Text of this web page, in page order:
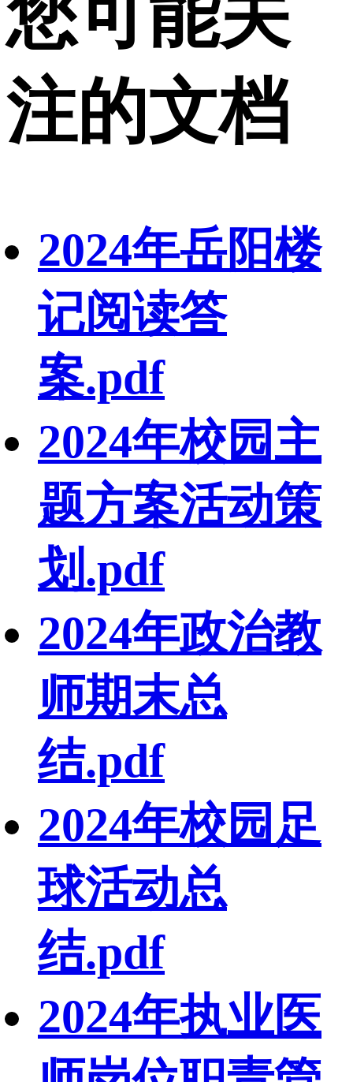
您可能关
注的文档
2024年岳阳楼
记阅读答
案.pdf
2024年校园主
题方案活动策
划.pdf
2024年政治教
师期末总
结.pdf
2024年校园足
球活动总
结.pdf
2024年执业医